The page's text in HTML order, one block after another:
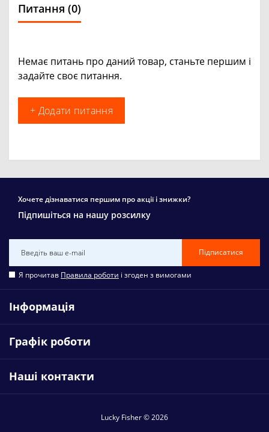
Питання (0)
Немає питань про даний товар, станьте першим і
задайте своє питання.
+ Додати питання
Хочете дізнаватися першим про акції і знижки?
Підпишіться на нашу розсилку
Підписатися
Я прочитав Правила роботи і згоден з вимогами
Інформація
Графік роботи
Наші контакти
Lucky Fisher © 2026